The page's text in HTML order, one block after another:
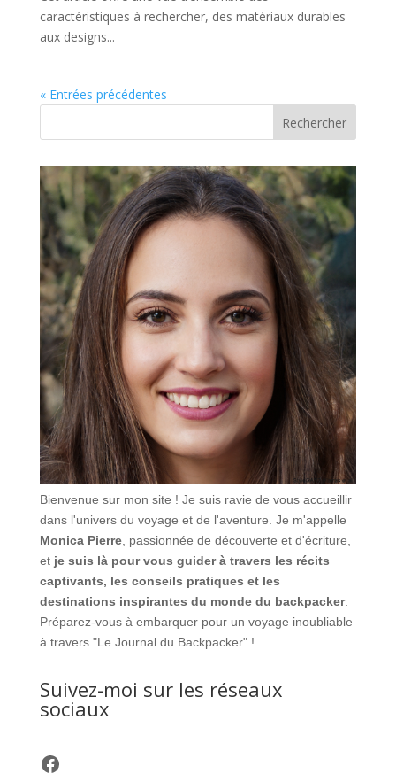
caractéristiques à rechercher, des matériaux durables
aux designs...
« Entrées précédentes
Rechercher
Bienvenue sur mon site ! Je suis ravie de vous accueillir
dans l'univers du voyage et de l'aventure. Je m'appelle
Monica Pierre, passionnée de découverte et d'écriture,
et je suis là pour vous guider à travers les récits
captivants, les conseils pratiques et les
destinations inspirantes du monde du backpacker.
Préparez-vous à embarquer pour un voyage inoubliable
à travers "Le Journal du Backpacker" !
Suivez-moi sur les réseaux
sociaux
Facebook